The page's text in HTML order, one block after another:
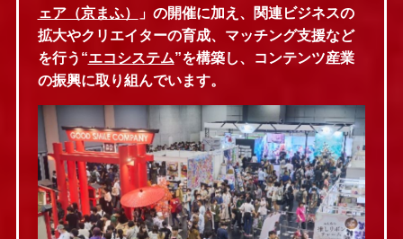
ェア（京まふ）
」の開催に加え、関連ビジネスの
拡大やクリエイターの育成、マッチング支援など
を行う“エコシステム”を構築し、コンテンツ産業
の振興に取り組んでいます。